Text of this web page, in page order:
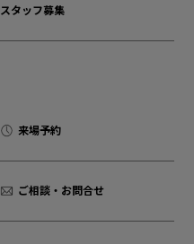
スタッフ募集
来場予約
ご相談・お問合せ